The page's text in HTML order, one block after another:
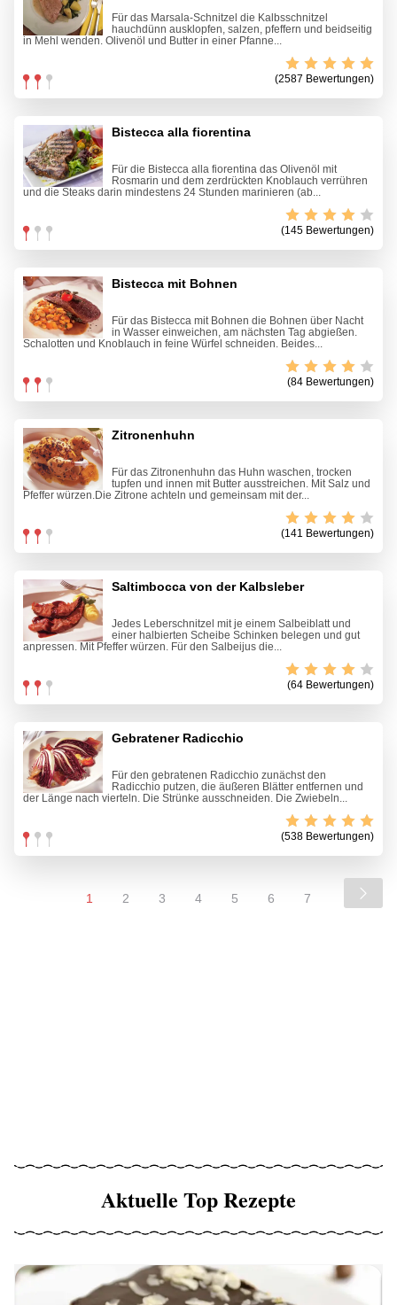
Für das Marsala-Schnitzel die Kalbsschnitzel
hauchdünn ausklopfen, salzen, pfeffern und beidseitig
in Mehl wenden. Olivenöl und Butter in einer Pfanne...
(2587 Bewertungen)
Bistecca alla fiorentina
Für die Bistecca alla fiorentina das Olivenöl mit
Rosmarin und dem zerdrückten Knoblauch verrühren
und die Steaks darin mindestens 24 Stunden marinieren (ab...
(145 Bewertungen)
Bistecca mit Bohnen
Für das Bistecca mit Bohnen die Bohnen über Nacht
in Wasser einweichen, am nächsten Tag abgießen.
Schalotten und Knoblauch in feine Würfel schneiden. Beides...
(84 Bewertungen)
Zitronenhuhn
Für das Zitronenhuhn das Huhn waschen, trocken
tupfen und innen mit Butter ausstreichen. Mit Salz und
Pfeffer würzen.Die Zitrone achteln und gemeinsam mit der...
(141 Bewertungen)
Saltimbocca von der Kalbsleber
Jedes Leberschnitzel mit je einem Salbeiblatt und
einer halbierten Scheibe Schinken belegen und gut
anpressen. Mit Pfeffer würzen. Für den Salbeijus die...
(64 Bewertungen)
Gebratener Radicchio
Für den gebratenen Radicchio zunächst den
Radicchio putzen, die äußeren Blätter entfernen und
der Länge nach vierteln. Die Strünke ausschneiden. Die Zwiebeln...
(538 Bewertungen)
1 2 3 4 5 6 7
Aktuelle Top Rezepte